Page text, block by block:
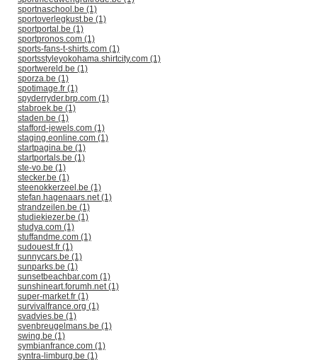
sportnaschool.be (1)
sportoverlegkust.be (1)
sportportal.be (1)
sportpronos.com (1)
sports-fans-t-shirts.com (1)
sportsstyleyokohama.shirtcity.com (1)
sportwereld.be (1)
sporza.be (1)
spotimage.fr (1)
spyderryder.brp.com (1)
stabroek.be (1)
staden.be (1)
stafford-jewels.com (1)
staging.eonline.com (1)
startpagina.be (1)
startportals.be (1)
ste-vo.be (1)
stecker.be (1)
steenokkerzeel.be (1)
stefan.hagenaars.net (1)
strandzeilen.be (1)
studiekiezer.be (1)
studya.com (1)
stuffandme.com (1)
sudouest.fr (1)
sunnycars.be (1)
sunparks.be (1)
sunsetbeachbar.com (1)
sunshineart.forumh.net (1)
super-market.fr (1)
survivalfrance.org (1)
svadvies.be (1)
svenbreugelmans.be (1)
swing.be (1)
symbianfrance.com (1)
syntra-limburg.be (1)